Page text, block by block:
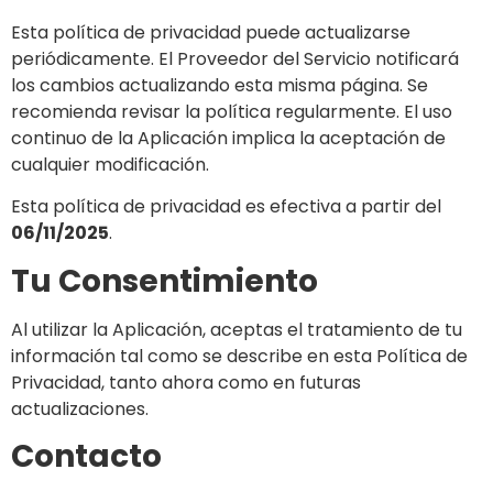
Esta política de privacidad puede actualizarse
periódicamente. El Proveedor del Servicio notificará
los cambios actualizando esta misma página. Se
recomienda revisar la política regularmente. El uso
continuo de la Aplicación implica la aceptación de
cualquier modificación.
Esta política de privacidad es efectiva a partir del
06/11/2025.
Tu Consentimiento
Al utilizar la Aplicación, aceptas el tratamiento de tu
información tal como se describe en esta Política de
Privacidad, tanto ahora como en futuras
actualizaciones.
Contacto